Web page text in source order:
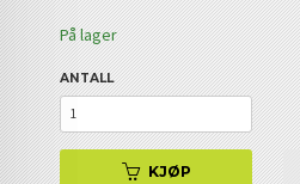
På lager
ANTALL
KJØP